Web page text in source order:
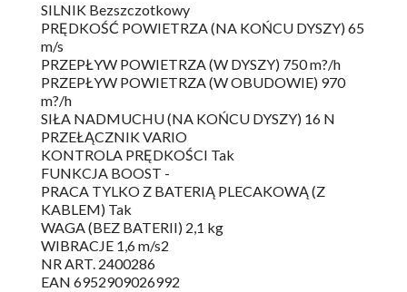
SILNIK Bezszczotkowy
PRĘDKOŚĆ POWIETRZA (NA KOŃCU DYSZY) 65
m/s
PRZEPŁYW POWIETRZA (W DYSZY) 750 m?/h
PRZEPŁYW POWIETRZA (W OBUDOWIE) 970
m?/h
SIŁA NADMUCHU (NA KOŃCU DYSZY) 16 N
PRZEŁĄCZNIK VARIO
KONTROLA PRĘDKOŚCI Tak
FUNKCJA BOOST -
PRACA TYLKO Z BATERIĄ PLECAKOWĄ (Z
KABLEM) Tak
WAGA (BEZ BATERII) 2,1 kg
WIBRACJE 1,6 m/s2
NR ART. 2400286
EAN 6952909026992